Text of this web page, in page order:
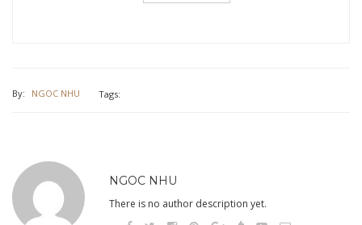
By: NGOC NHU Tags:
NGOC NHU
There is no author description yet.